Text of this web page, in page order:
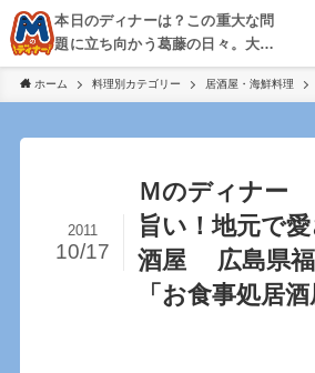
本日のディナーは？この重大な問
題に立ち向かう葛藤の日々。大
阪・京都・神戸を中心とした食べ
歩き、飲み歩きを綴る。
ホーム 料理別カテゴリー 居酒屋・海鮮料理
Ｍのディナー
旨い！地元で
酒屋 広島県
「お食事処居
2011
10/17